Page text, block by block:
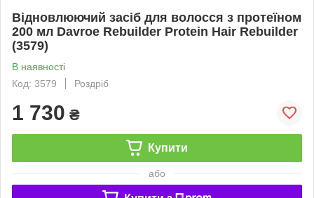
Відновлюючий засіб для волосся з протеїном
200 мл Davroe Rebuilder Protein Hair Rebuilder
(3579)
В наявності
Код: 3579
Роздріб
1 730 ₴
Купити
або